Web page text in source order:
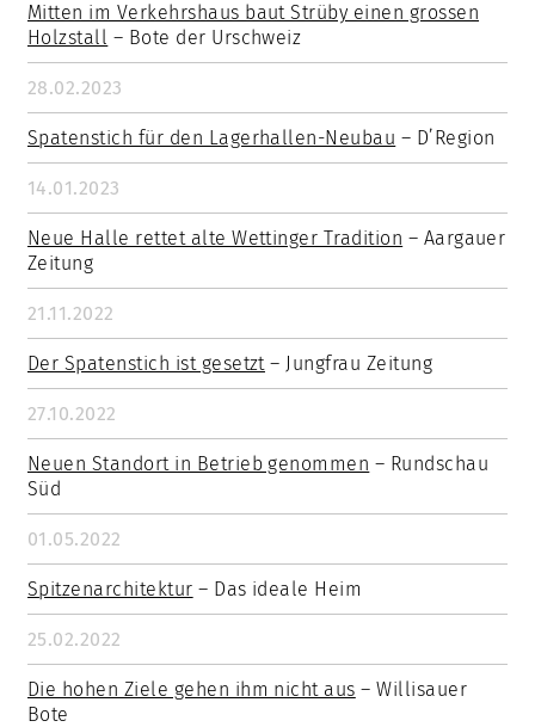
Mitten im Verkehrshaus baut Strüby einen grossen
Holzstall – Bote der Urschweiz
28.02.2023
Spatenstich für den Lagerhallen-Neubau – D’Region
14.01.2023
Neue Halle rettet alte Wettinger Tradition – Aargauer
Zeitung
21.11.2022
Der Spatenstich ist gesetzt– Jungfrau Zeitung
27.10.2022
Neuen Standort in Betrieb genommen – Rundschau
Süd
01.05.2022
Spitzenarchitektur – Das ideale Heim
25.02.2022
Die hohen Ziele gehen ihm nicht aus – Willisauer
Bote